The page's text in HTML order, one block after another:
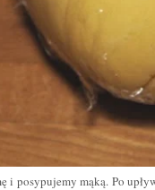
i posypujemy mąką. Po